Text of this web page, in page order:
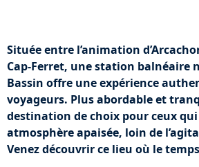
Située entre l’animation
Cap-Ferret, une station balnéaire
Bassin offre une expérience
voyageurs. Plus abordable et
destination de choix pour ceux
atmosphère apaisée, loin de
Venez découvrir ce lieu où le